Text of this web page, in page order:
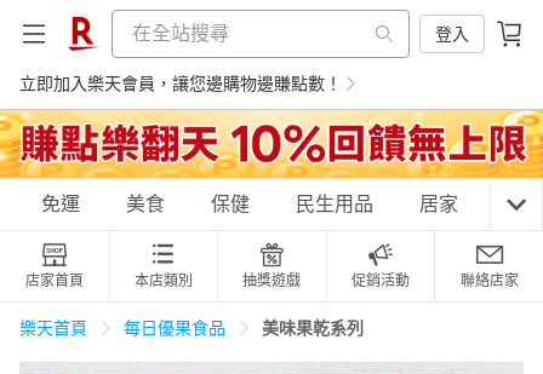
登入
立即加入樂天會員，讓您邊購物邊賺點數！
購物網分類
天天免運 美食蛋糕 養生保健
免運 美食 保健 民生用品 居家 3C
店家首頁 本店類別 抽獎遊戲 促銷活動 聯絡店家
樂天首頁 每日優果食品 美味果乾系列